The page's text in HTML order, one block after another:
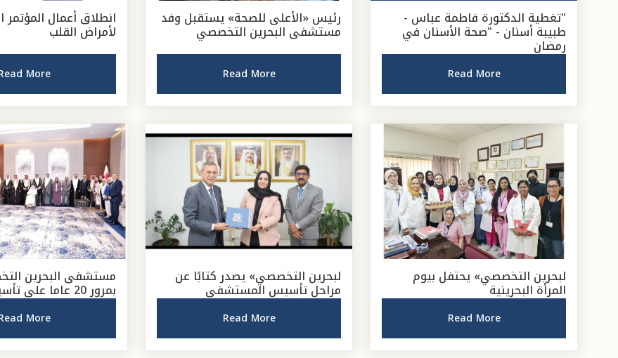
"تغطية الدكتورة فاطمة عباس -
طبيبة أسنان - "صحة الأسنان في
رمضان
Read More
رئيس «الأعلى للصحة» يستقبل وفد
مستشفى البحرين التخصصي
Read More
انطلاق أعمال
لأمراض القلب
More
لبحرين التخصصي» يحتفل بيوم
المرأة البحرينية
Read More
لبحرين التخصصي» يصدر كتابًا عن
مراحل تأسيس المستشفى
Read More
مستشفى البحرين
بمرور 20 عاما على تأسيسه
More